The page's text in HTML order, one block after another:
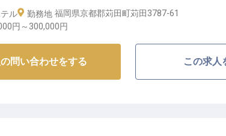
8～9日、有休取得率9割以上でリフレッシュ休暇
いありと安心して働き続けられる環境をご用意して
について】
ル 勤務地 福岡県京都郡苅田町苅田3787-61
円～ 300,000円
問い合わせをする この求人